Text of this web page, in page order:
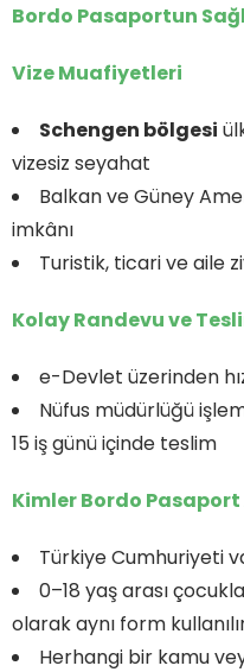
Bordo Pasaportun
Vize Muafiyetleri
Schengen bölgesi
vizesiz seyahat
Balkan ve Güney
imkânı
Turistik, ticari ve aile
Kolay Randevu ve
e-Devlet üzerinden
Nüfus müdürlüğü
15 iş günü içinde teslim
Kimler Bordo
Türkiye Cumhuriyeti
0–18 yaş arası
olarak aynı form
Herhangi bir kamu